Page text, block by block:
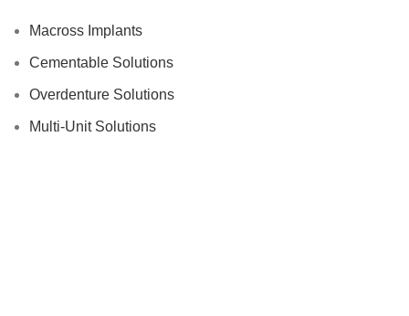
Macross Implants
Cementable Solutions
Overdenture Solutions
Multi-Unit Solutions